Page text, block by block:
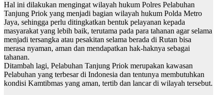
Hal ini dilakukan mengingat wilayah hukum Polres Pelabuhan
Tanjung Priok yang menjadi bagian wilayah hukum Polda Metro
Jaya, sehingga perlu ditingkatkan bentuk pelayanan kepada
masyarakat yang lebih baik, terutama pada para tahanan agar selama
menjadi tersangka atau pesakitan selama berada di Rutan bisa
merasa nyaman, aman dan mendapatkan hak-haknya sebagai
tahanan.
Ditambah lagi, Pelabuhan Tanjung Priok merupakan kawasan
Pelabuhan yang terbesar di Indonesia dan tentunya membutuhkan
kondisi Kamtibmas yang aman, tertib dan lancar di wilayah tersebut.